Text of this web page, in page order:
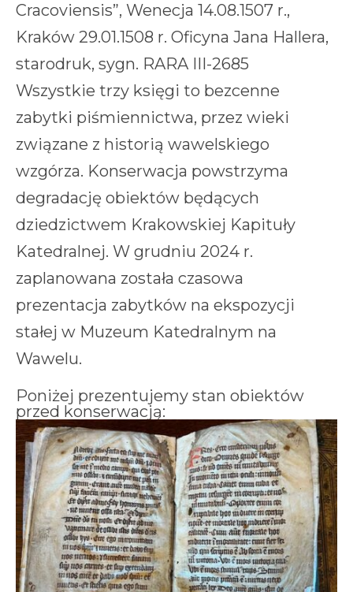
Cracoviensis”, Wenecja 14.08.1507 r.,
Kraków 29.01.1508 r. Oficyna Jana Hallera,
starodruk, sygn. RARA III-2685
Wszystkie trzy księgi to bezcenne
zabytki piśmiennictwa, przez wieki
związane z historią wawelskiego
wzgórza. Konserwacja powstrzyma
degradację obiektów będących
dziedzictwem Krakowskiej Kapituły
Katedralnej. W grudniu 2024 r.
zaplanowana została czasowa
prezentacja zabytków na ekspozycji
stałej w Muzeum Katedralnym na
Wawelu.
Poniżej prezentujemy stan obiektów
przed konserwacją: